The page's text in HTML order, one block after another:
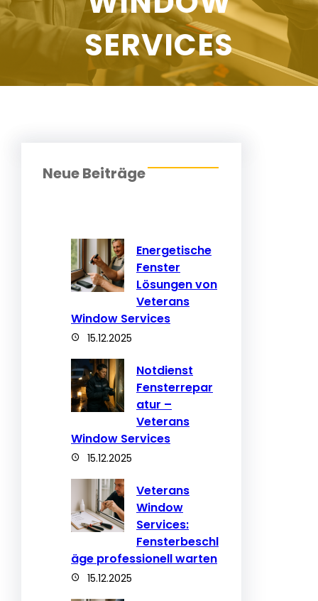
SERVICES
Neue Beiträge
Energetische
Fenster
Lösungen von
Veterans
Window Services
15.12.2025
Notdienst
Fensterrepar
atur –
Veterans
Window Services
15.12.2025
Veterans
Window
Services:
Fensterbeschl
äge professionell warten
15.12.2025